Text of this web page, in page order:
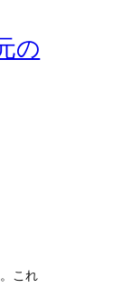
の
これ